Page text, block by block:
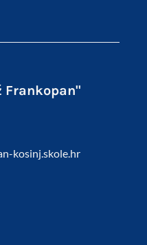
Frankopan"
kosinj.skole.hr